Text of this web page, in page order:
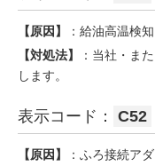
【原因】
：給油高温検知
【対処法】
：当社・ま
します。
表示コード： C52
【原因】
：ふろ接続ア